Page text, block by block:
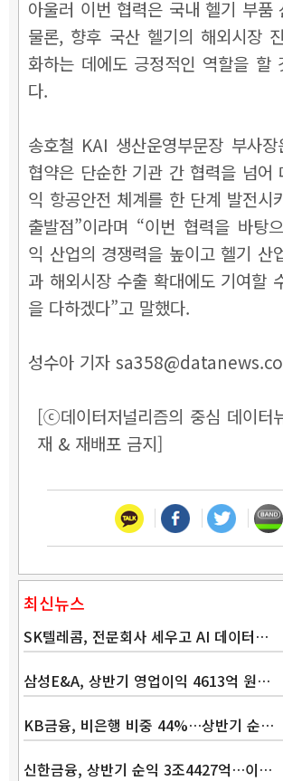
아울러 이번 협력은 국내 헬기 부품
물론, 향후 국산 헬기의 해외시장
화하는 데에도 긍정적인 역할을 할
다.
송호철 KAI 생산운영부문장 부사
협약은 단순한 기관 간 협력을 넘어
익 항공안전 체계를 한 단계 발전시
출발점”이라며 “이번 협력을 바탕
익 산업의 경쟁력을 높이고 헬기 산
과 해외시장 수출 확대에도 기여할
을 다하겠다”고 말했다.
성수아 기자
[ⓒ데이터저널리즘의 중심 데이터
재 & 재배포 금지]
최신뉴스
SK텔레콤, 전문회사 세우고 AI 데이터…
삼성E&A, 상반기 영업이익 4613억 원…
KB금융, 비은행 비중 44%…상반기 순…
신한금융, 상반기 순익 3조4427억…이…